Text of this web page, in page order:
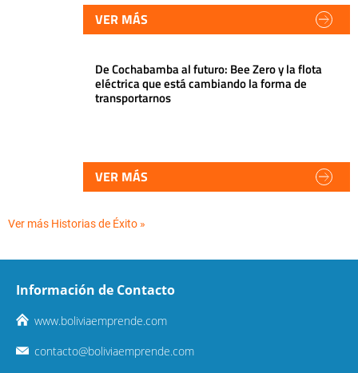
VER MÁS
De Cochabamba al futuro: Bee Zero y la flota
eléctrica que está cambiando la forma de
transportarnos
VER MÁS
Ver más Historias de Éxito »
Información de Contacto
www.boliviaemprende.com
contacto@boliviaemprende.com